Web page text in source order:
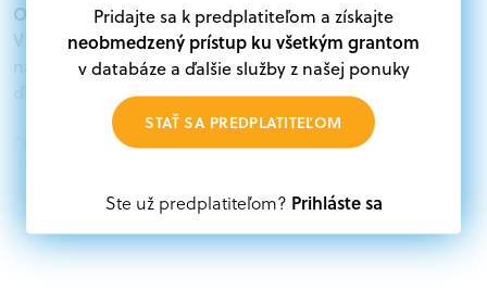
Oprávnení žiadatelia:
V databáze grantov a dotácií na portáli Grantexpert.sk
nájdete aktuálne výzvy z eurofondov, plánu obnovy a
ďalších zdrojov.
Oprávnení partneri:
subjekt, komerčný alebo nekomerčný, ako aj
mimovládne organizácie zriadené ako právnická osoba v
Nórsku alebo na Slovensku, alebo akákoľvek
Pridajte sa k predplatiteľom a získajte
neobmedzený prístup ku všetkým grantom
v databáze a ďalšie služby z našej ponuky
STAŤ SA PREDPLATITEĽOM
Ste už predplatiteľom? Prihláste sa